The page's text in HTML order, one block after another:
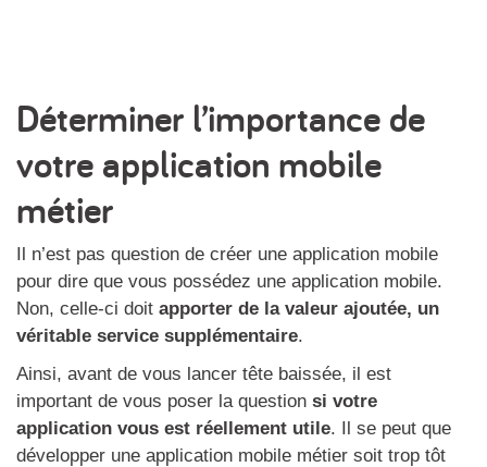
Déterminer l’importance de
votre application mobile
métier
Il n’est pas question de créer une application mobile
pour dire que vous possédez une application mobile.
Non, celle-ci doit apporter de la valeur ajoutée, un
véritable service supplémentaire.
Ainsi, avant de vous lancer tête baissée, il est
important de vous poser la question si votre
application vous est réellement utile. Il se peut que
développer une application mobile métier soit trop tôt